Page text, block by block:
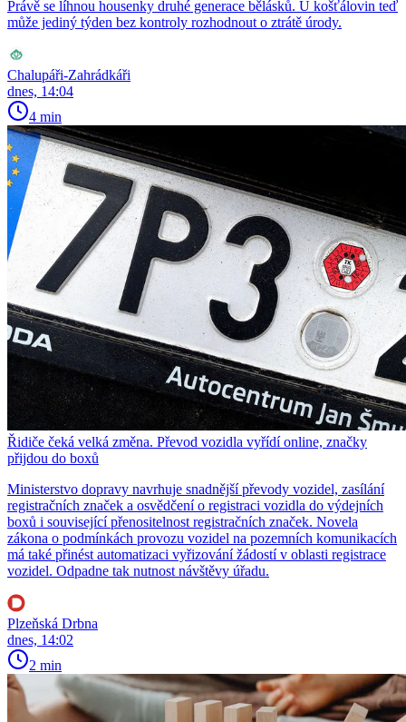
Právě se líhnou housenky druhé generace bělásků. U košťálovin teď
může jediný týden bez kontroly rozhodnout o ztrátě úrody.
Chalupáři-Zahrádkáři
dnes, 14:04
4 min
Řidiče čeká velká změna. Převod vozidla vyřídí online, značky
přijdou do boxů
Ministerstvo dopravy navrhuje snadnější převody vozidel, zasílání
registračních značek a osvědčení o registraci vozidla do výdejních
boxů i související přenositelnost registračních značek. Novela
zákona o podmínkách provozu vozidel na pozemních komunikacích
má také přinést automatizaci vyřizování žádostí v oblasti registrace
vozidel. Odpadne tak nutnost návštěvy úřadu.
Plzeňská Drbna
dnes, 14:02
2 min